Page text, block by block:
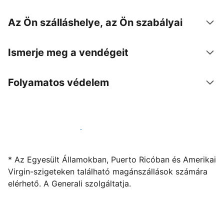
Az Ön szálláshelye, az Ön szabályai
Ismerje meg a vendégeit
Folyamatos védelem
Kínáljon szállást a segítségünkkel
* Az Egyesült Államokban, Puerto Ricóban és Amerikai
Virgin-szigeteken található magánszállások számára
elérhető. A Generali szolgáltatja.